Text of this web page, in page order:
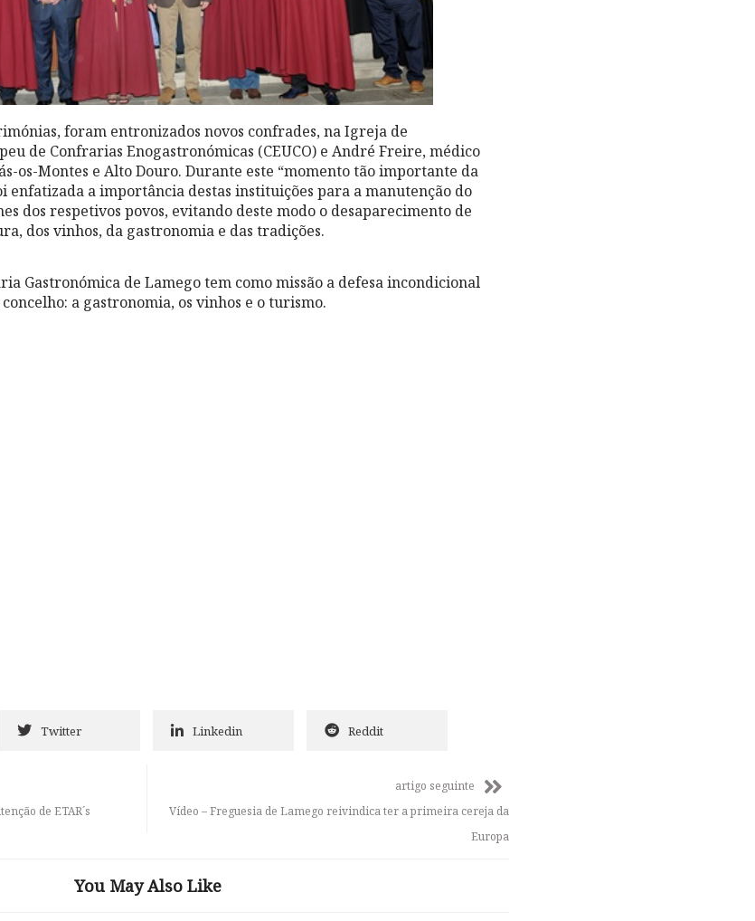
foram entronizados novos confrades, na Igreja de
de Confrarias Enogastronómicas (CEUCO) e André Freire, médico
os-Montes e Alto Douro. Durante este “momento tão importante da
enfatizada a importância destas instituições para a manutenção do
dos respetivos povos, evitando deste modo o desaparecimento de
dos vinhos, da gastronomia e das tradições.
Gastronómica de Lamego tem como missão a defesa incondicional
a gastronomia, os vinhos e o turismo.
Twitter Linkedin Reddit
de ETAR´s
artigo seguinte
Vídeo – Freguesia de Lamego reivindica ter a primeira cereja da
Europa
You May Also Like